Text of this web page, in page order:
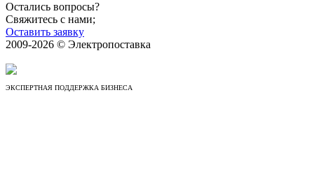
Остались вопросы?
Свяжитесь с нами;
Оставить заявку
2009-2026 © Электропоставка
ЭКСПЕРТНАЯ ПОДДЕРЖКА БИЗНЕСА